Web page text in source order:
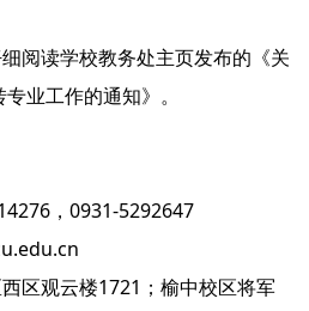
阅读学校教务处主页发布的《关
业工作的通知》。
，0931-5292647
区观云楼1721；榆中校区将军